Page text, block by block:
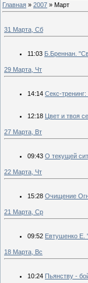
Главная » 2007 » Март
31 Марта, Сб
11:03 Б.Бреннан.
29 Марта, Чт
14:14 Секс-
12:18 Цвет и твоя
27 Марта, Вт
09:43 О текущей
22 Марта, Чт
15:28 Очищение
21 Марта, Ср
09:52 Евтушенко Е.
18 Марта, Вс
10:24 Пьянству -